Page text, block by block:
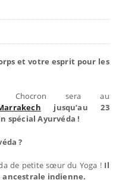
et votre esprit pour les
Chocron sera au
jusqu’au 23
spécial Ayurvéda !
?
de petite sœur du Yoga ! Il
ancestrale indienne.